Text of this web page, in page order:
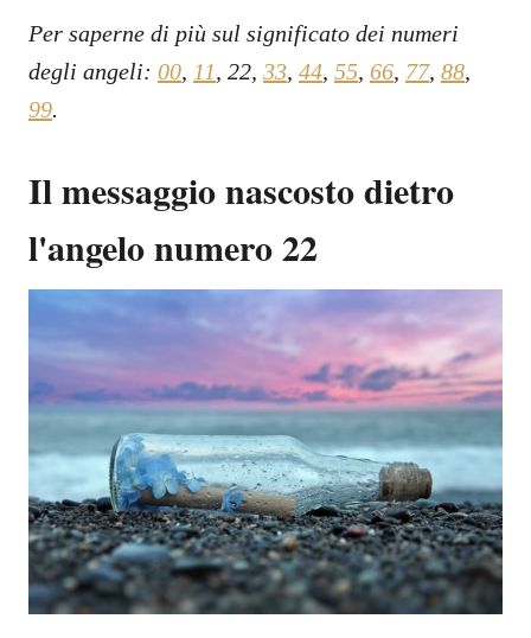
Per saperne di più sul significato dei numeri
degli angeli: 00, 11, 22, 33, 44, 55, 66, 77, 88,
99.
Il messaggio nascosto dietro
l'angelo numero 22